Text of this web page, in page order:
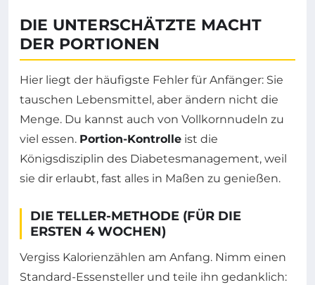
DIE UNTERSCHÄTZTE MACHT
DER PORTIONEN
Hier liegt der häufigste Fehler für Anfänger: Sie
tauschen Lebensmittel, aber ändern nicht die
Menge. Du kannst auch von Vollkornnudeln zu
viel essen. Portion-Kontrolle ist die
Königsdisziplin des Diabetesmanagement, weil
sie dir erlaubt, fast alles in Maßen zu genießen.
DIE TELLER-METHODE (FÜR DIE
ERSTEN 4 WOCHEN)
Vergiss Kalorienzählen am Anfang. Nimm einen
Standard-Essensteller und teile ihn gedanklich: